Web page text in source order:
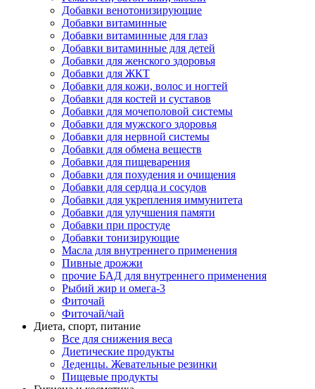
Добавки венотонизирующие
Добавки витаминные
Добавки витаминные для глаз
Добавки витаминные для детей
Добавки для женского здоровья
Добавки для ЖКТ
Добавки для кожи, волос и ногтей
Добавки для костей и суставов
Добавки для мочеполовой системы
Добавки для мужского здоровья
Добавки для нервной системы
Добавки для обмена веществ
Добавки для пищеварения
Добавки для похудения и очищения
Добавки для сердца и сосудов
Добавки для укрепления иммунитета
Добавки для улучшения памяти
Добавки при простуде
Добавки тонизирующие
Масла для внутреннего применения
Пивные дрожжи
прочие БАД для внутреннего применения
Рыбий жир и омега-3
Фиточай
Фиточай/чай
Диета, спорт, питание
Все для снижения веса
Диетические продукты
Леденцы. Жевательные резинки
Пищевые продукты